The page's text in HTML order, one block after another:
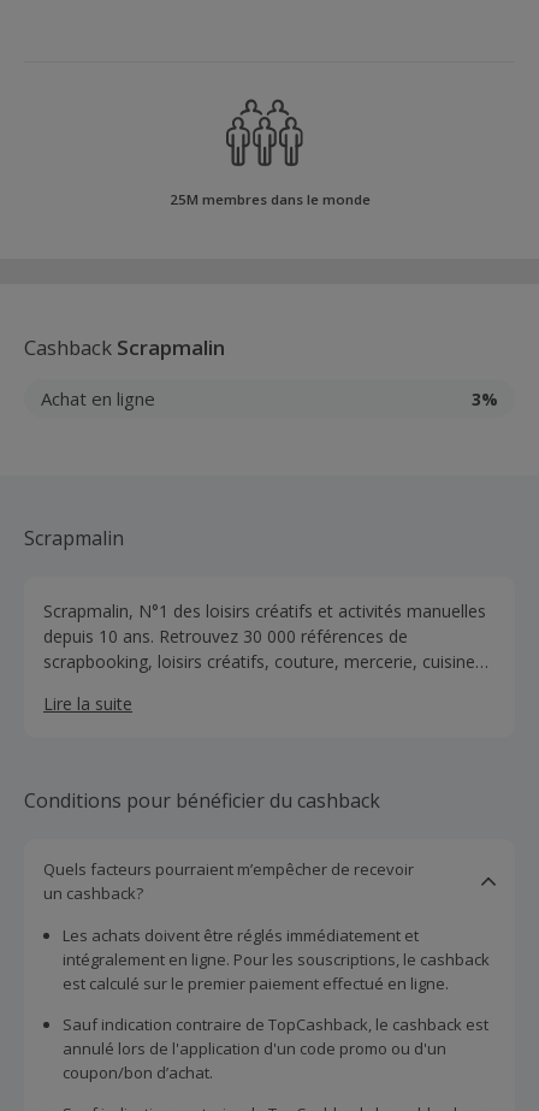
25M membres dans le monde
Cashback Scrapmalin
Achat en ligne 3%
Scrapmalin
Scrapmalin, N°1 des loisirs créatifs et activités manuelles
depuis 10 ans. Retrouvez 30 000 références de
scrapbooking, loisirs créatifs, couture, mercerie, cuisine
des codes promotionnels chaque semaine et des
Lire la suite
Conditions pour bénéficier du cashback
Quels facteurs pourraient m’empêcher de recevoir
un cashback?
Les achats doivent être réglés immédiatement et
intégralement en ligne. Pour les souscriptions, le cashback
est calculé sur le premier paiement effectué en ligne.
Sauf indication contraire de TopCashback, le cashback est
annulé lors de l'application d'un code promo ou d'un
coupon/bon d’achat.